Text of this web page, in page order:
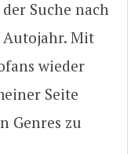
Suche nach
Autojahr. Mit
wieder
Seite
Genres zu